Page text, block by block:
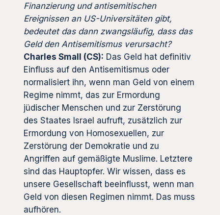
Finanzierung und antisemitischen
Ereignissen an US-Universitäten gibt,
bedeutet das dann zwangsläufig, dass das
Geld den Antisemitismus verursacht?
Charles Small (CS): Das Geld hat definitiv
Einfluss auf den Antisemitismus oder
normalisiert ihn, wenn man Geld von einem
Regime nimmt, das zur Ermordung
jüdischer Menschen und zur Zerstörung
des Staates Israel aufruft, zusätzlich zur
Ermordung von Homosexuellen, zur
Zerstörung der Demokratie und zu
Angriffen auf gemäßigte Muslime. Letztere
sind das Hauptopfer. Wir wissen, dass es
unsere Gesellschaft beeinflusst, wenn man
Geld von diesen Regimen nimmt. Das muss
aufhören.